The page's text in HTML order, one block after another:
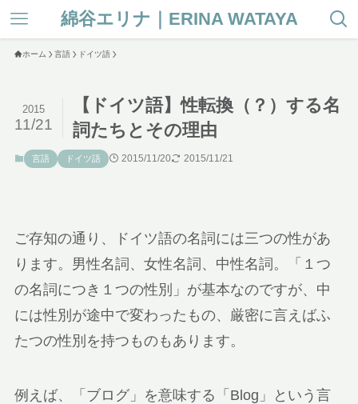
綿谷エリナ｜ERINA WATAYA
ホーム 言語 ドイツ語
【ドイツ語】性転換（？）する名
詞たちとその理由
2015
11/21
言語 ドイツ語 2015/11/20 2015/11/21
ご存知の通り、ドイツ語の名詞には三つの性があ
ります。男性名詞、女性名詞、中性名詞。「１つ
の名詞につき１つの性別」が基本なのですが、中
には性別が途中で変わったもの、厳密に言えばふ
たつの性別を持つものもあります。
例えば、「ブログ」を意味する「Blog」という言